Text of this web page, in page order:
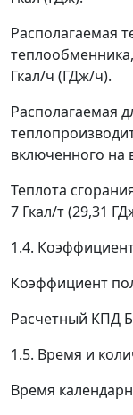
Располагаемая
Гкал/ч (ГДж/ч).
Располагаемая
включенного на
Теплота
7 Гкал/т (29,31
1.4.
Коэффициент
Расчетный КПД
1.5. Время и
Время